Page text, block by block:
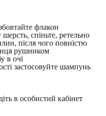
флакон
спіньте, ретельно
після чого повністю
рушником
в очі
застосовуйте шампунь
в особистий кабінет